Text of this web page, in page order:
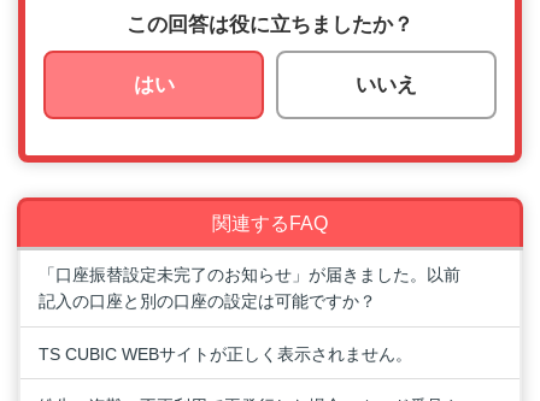
この回答は役に立ちましたか？
はい いいえ
関連するFAQ
「口座振替設定未完了のお知らせ」が届きました。以前
記入の口座と別の口座の設定は可能ですか？
TS CUBIC WEBサイトが正しく表示されません。